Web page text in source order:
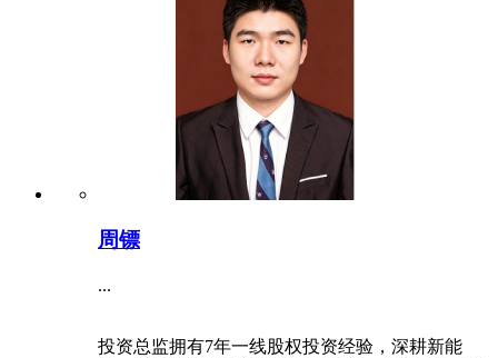
周镖
...
投资总监拥有7年一线股权投资经验，深耕新能